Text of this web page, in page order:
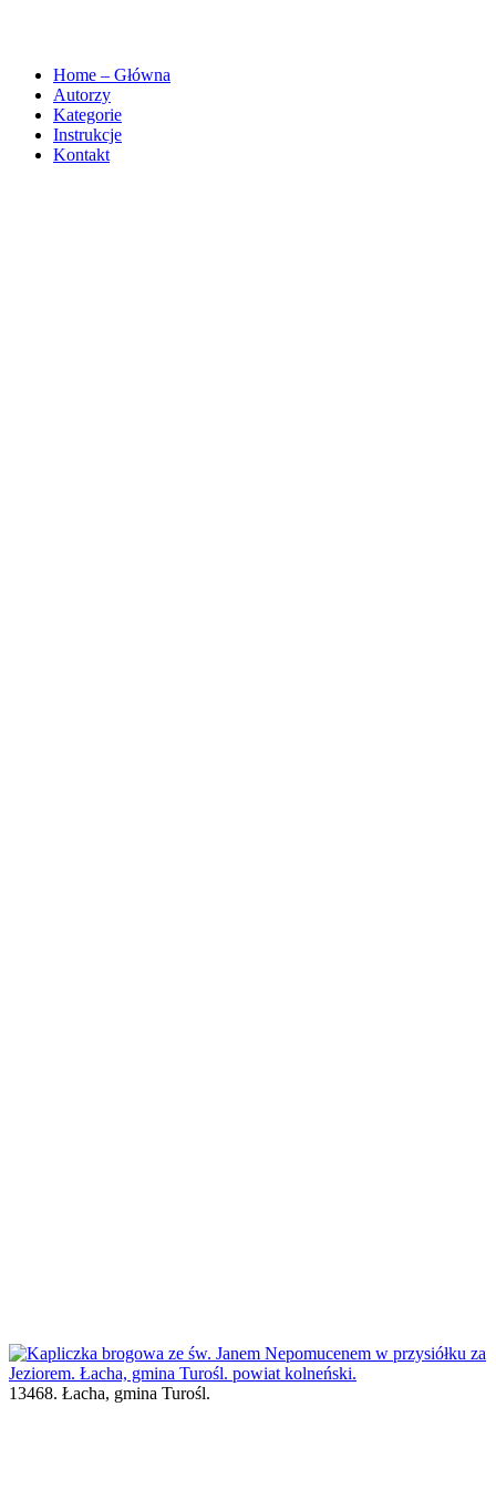
Home – Główna
Autorzy
Kategorie
Instrukcje
Kontakt
13468. Łacha, gmina Turośl.